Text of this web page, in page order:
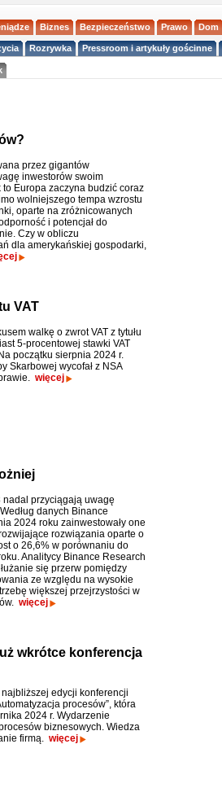
Biznes Bezpieczeństwo Prawo Dom
Rozrywka Pressroom i artykuły gościnne
przez gigantów
inwestorów swoim
Europa zaczyna budzić coraz
wolniejszego tempa wzrostu
oparte na zróżnicowanych
i potencjał do
Czy w obliczu
dla amerykańskiej gospodarki,
VAT
walkę o zwrot VAT z tytułu
5-procentowej stawki VAT
początku sierpnia 2024 r.
Skarbowej wycofał z NSA
więcej
nadal przyciągają uwagę
danych Binance
2024 roku zainwestowały one
rozwiązania oparte o
o 26,6% w porównaniu do
Analitycy Binance Research
się przerw pomiędzy
ze względu na wysokie
większej przejrzystości w
więcej
wkrótce konferencja
edycji konferencji
procesów”, która
2024 r. Wydarzenie
biznesowych. Wiedza
firmą. więcej